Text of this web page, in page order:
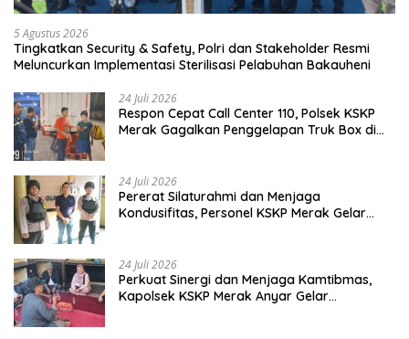
5 Agustus 2026
Tingkatkan Security & Safety, Polri dan Stakeholder Resmi
Meluncurkan Implementasi Sterilisasi Pelabuhan Bakauheni
24 Juli 2026
Respon Cepat Call Center 110, Polsek KSKP
Merak Gagalkan Penggelapan Truk Box di
24 Juli 2026
Pererat Silaturahmi dan Menjaga
Kondusifitas, Personel KSKP Merak Gelar
24 Juli 2026
Perkuat Sinergi dan Menjaga Kamtibmas,
Kapolsek KSKP Merak Anyar Gelar